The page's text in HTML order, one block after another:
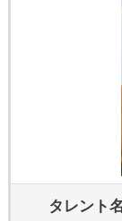
タレント名